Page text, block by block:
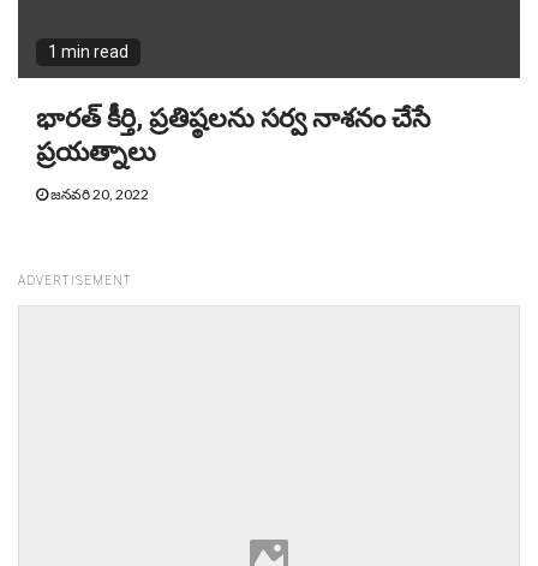
1 min read
భారత్ కీర్తి, ప్రతిష్ఠలను సర్వ నాశనం చేసే
ప్రయత్నాలు
జనవరి 20, 2022
ADVERTISEMENT